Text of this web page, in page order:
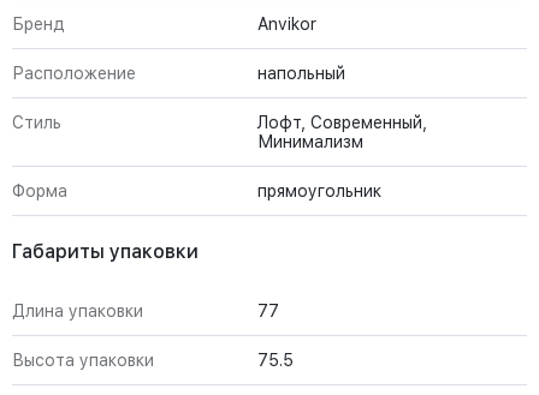
Бренд Anvikor
Расположение напольный
Стиль
Лофт, Современный,
Минимализм
Форма прямоугольник
Габариты упаковки
Длина упаковки 77
Высота упаковки 75.5